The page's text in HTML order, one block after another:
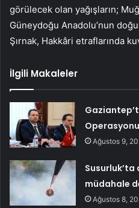
görülecek olan yağışların;
Güneydoğu Anadolu’nun
Şırnak, Hakkâri etraflarında
İlgili Makaleler
Ağustos 9,
müdahale
Ağustos 8,